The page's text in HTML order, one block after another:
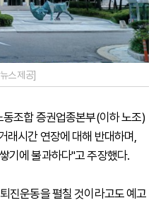
스 제공]
조합 증권업종본부(이하 노조)
래시간 연장에 대해 반대하며,
기에 불과하다"고 주장했다.
진운동을 펼칠 것이라고도 예고